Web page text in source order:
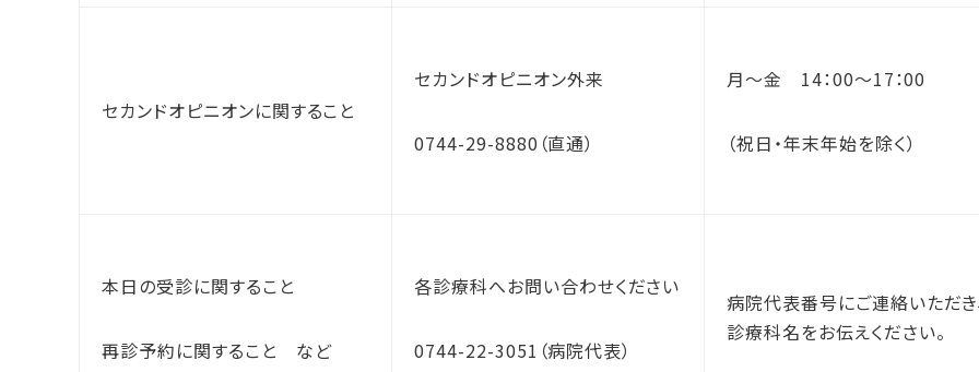
セカンドオピニオンに関すること
セカンドオピニオン外来
0744-29-8880（直通）
月～金　14：00～17：00
（祝日・年末年始を除く）
本日の受診に関すること
再診予約に関すること　など
各診療科へお問い合わせください
0744-22-3051（病院代表）
病院代表番号にご連絡いただき
診療科名をお伝えください。